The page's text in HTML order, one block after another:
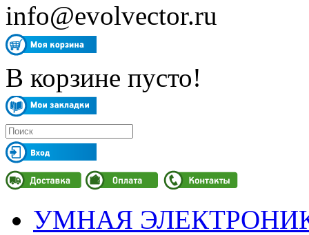
info@evolvector.ru
В корзине пусто!
УМНАЯ